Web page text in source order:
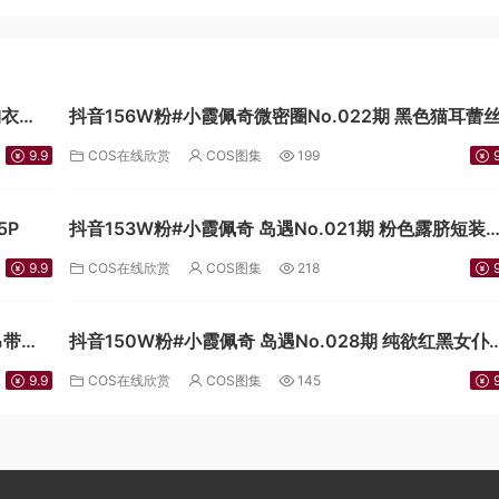
9.9
抖音156W粉#小霞佩奇微密圈No.022期 黑色猫耳蕾
女仆15P
COS在线欣赏 COS图集 199
9.9
抖音153W粉#小霞佩奇 岛遇No.021期 粉色露脐短装
[11P]
COS在线欣赏 COS图集 218
超
9.9
抖音150W粉#小霞佩奇 岛遇No.028期 纯欲红黑女仆
[18P]
COS在线欣赏 COS图集 145